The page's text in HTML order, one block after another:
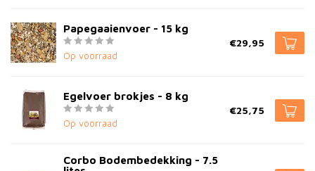
Papegaaienvoer - 15 kg
Op voorraad
€29,95
Egelvoer brokjes - 8 kg
Op voorraad
€25,75
Corbo Bodembedekking - 7.5